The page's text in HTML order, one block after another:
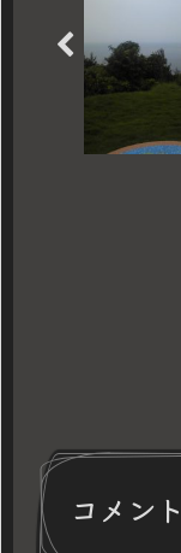
コメント